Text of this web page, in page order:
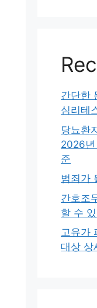
간단한
심리테
당뇨환
2026년
준
범죄가
간호조
할 수
고유가
대상 상